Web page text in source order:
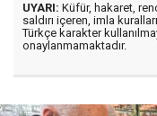
UYARI: Küfür, hakaret,
saldırı içeren, imla
Türkçe karakter
onaylanmamaktadır.